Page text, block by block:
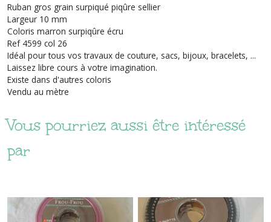
Ruban gros grain surpiqué piqûre sellier
Largeur 10 mm
Coloris marron surpiqûre écru
Ref 4599 col 26
Idéal pour tous vos travaux de couture, sacs, bijoux, bracelets, ...
Laissez libre cours à votre imagination.
Existe dans d'autres coloris
Vendu au mètre
Vous pourriez aussi être intéressé
par